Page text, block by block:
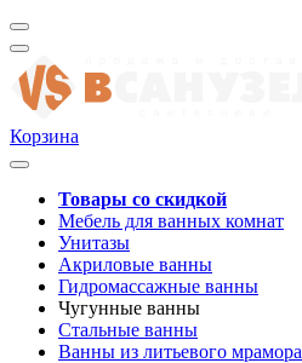
Корзина
Товары со скидкой
Мебель для ванных комнат
Унитазы
Акриловые ванны
Гидромассажные ванны
Чугунные ванны
Стальные ванны
Ванны из литьевого мрамора